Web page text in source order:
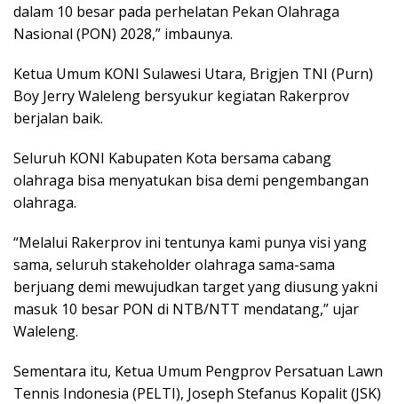
dalam 10 besar pada perhelatan Pekan Olahraga
Nasional (PON) 2028,” imbaunya.
Ketua Umum KONI Sulawesi Utara, Brigjen TNI (Purn)
Boy Jerry Waleleng bersyukur kegiatan Rakerprov
berjalan baik.
Seluruh KONI Kabupaten Kota bersama cabang
olahraga bisa menyatukan bisa demi pengembangan
olahraga.
“Melalui Rakerprov ini tentunya kami punya visi yang
sama, seluruh stakeholder olahraga sama-sama
berjuang demi mewujudkan target yang diusung yakni
masuk 10 besar PON di NTB/NTT mendatang,” ujar
Waleleng.
Sementara itu, Ketua Umum Pengprov Persatuan Lawn
Tennis Indonesia (PELTI), Joseph Stefanus Kopalit (JSK)